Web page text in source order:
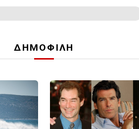
ΔΗΜΟΦΙΛΗ